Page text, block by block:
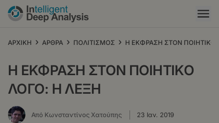
Παράκαμψη
προς
κυρίως
ΑΡΧΙΚΗ › ΑΡΘΡΑ › ΠΟΛΙΤΙΣΜΟΣ › Η ΕΚΦΡΑΣΗ ΣΤΟΝ ΠΟΙΗΤΙΚΟ
Η ΕΚΦΡΑΣΗ ΣΤΟΝ ΠΟΙΗΤΙΚΟ
ΛΟΓΟ: Η ΛΕΞΗ
Από Κωνσταντίνος Χατούπης 23 Ιαν. 2019